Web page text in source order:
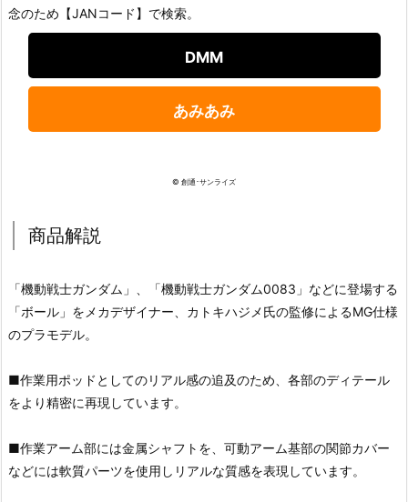
念のため【JANコード】で検索。
DMM
あみあみ
© 創通･サンライズ
商品解説
「機動戦士ガンダム」、「機動戦士ガンダム0083」などに登場する
「ボール」をメカデザイナー、カトキハジメ氏の監修によるMG仕様
のプラモデル。
■作業用ポッドとしてのリアル感の追及のため、各部のディテール
をより精密に再現しています。
■作業アーム部には金属シャフトを、可動アーム基部の関節カバー
などには軟質パーツを使用しリアルな質感を表現しています。